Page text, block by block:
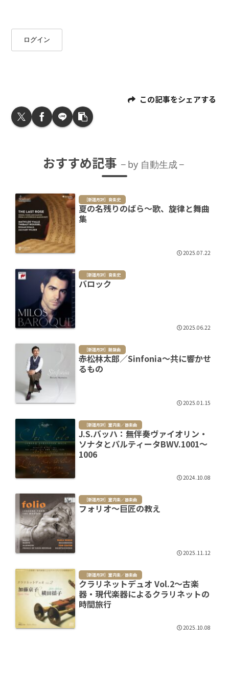
ログイン
この記事をシェアする
おすすめ記事 by 自動生成
［新譜月評］音楽史
夏の名残りのばら～歌、旋律と舞曲
集
2025.07.22
［新譜月評］音楽史
バロック
2025.06.22
［新譜月評］鍵盤曲
赤松林太郎／Sinfonia～共に響かせ
るもの
2025.01.15
［新譜月評］室内楽／器楽曲
J.S.バッハ：無伴奏ヴァイオリン・
ソナタとパルティータBWV.1001～
1006
2024.10.08
［新譜月評］室内楽／器楽曲
フォリオ～巨匠の教え
2025.11.12
［新譜月評］室内楽／器楽曲
クラリネットデュオ Vol.2～古楽
器・現代楽器によるクラリネットの
時間旅行
2025.10.08